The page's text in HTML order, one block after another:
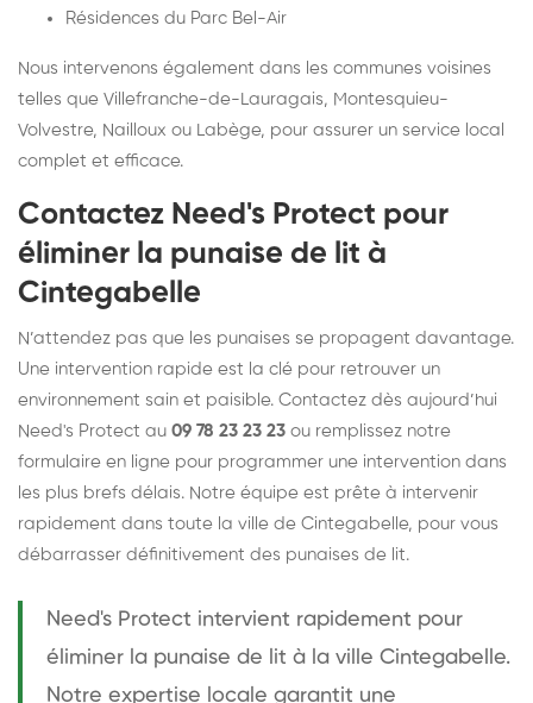
Résidences du Parc Bel-Air
Nous intervenons également dans les communes voisines
telles que Villefranche-de-Lauragais, Montesquieu-
Volvestre, Nailloux ou Labège, pour assurer un service local
complet et efficace.
Contactez Need's Protect pour
éliminer la punaise de lit à
Cintegabelle
N’attendez pas que les punaises se propagent davantage.
Une intervention rapide est la clé pour retrouver un
environnement sain et paisible. Contactez dès aujourd’hui
Need's Protect au 09 78 23 23 23 ou remplissez notre
formulaire en ligne pour programmer une intervention dans
les plus brefs délais. Notre équipe est prête à intervenir
rapidement dans toute la ville de Cintegabelle, pour vous
débarrasser définitivement des punaises de lit.
Need's Protect intervient rapidement pour
éliminer la punaise de lit à la ville Cintegabelle.
Notre expertise locale garantit une